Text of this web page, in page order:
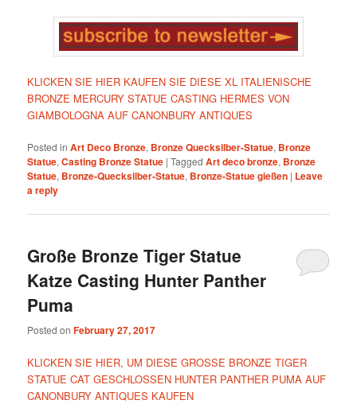
KLICKEN SIE HIER KAUFEN SIE DIESE XL ITALIENISCHE
BRONZE MERCURY STATUE CASTING HERMES VON
GIAMBOLOGNA AUF CANONBURY ANTIQUES
Posted in Art Deco Bronze, Bronze Quecksilber-Statue, Bronze
Statue,Casting Bronze Statue |Tagged Art deco bronze, Bronze
Statue, Bronze-Quecksilber-Statue, Bronze-Statue gießen | Leave
a reply
Große Bronze Tiger Statue
Katze Casting Hunter Panther
Puma
Posted onFebruary 27, 2017
KLICKEN SIE HIER, UM DIESE GROSSE BRONZE TIGER
STATUE CAT GESCHLOSSEN HUNTER PANTHER PUMA AUF
CANONBURY ANTIQUES KAUFEN